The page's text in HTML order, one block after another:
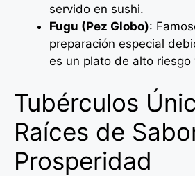
servido en sushi.
Fugu (Pez Globo):
preparación especial
es un plato de alto riesgo
Tubérculos
Raíces de
Prosperidad